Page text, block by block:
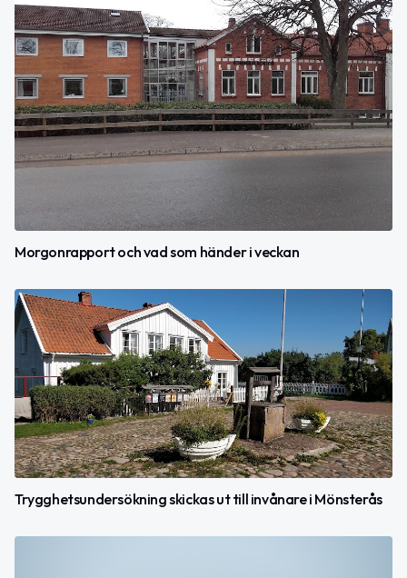
Morgonrapport och vad som händer i veckan
Trygghetsundersökning skickas ut till invånare i Mönsterås